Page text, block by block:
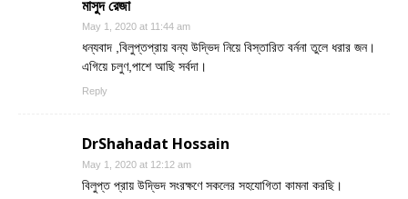
মাসুদ রেজা
May 1, 2020 at 11:44 am
ধন্যবাদ ,বিলুপ্তপ্রায় বন্য উদ্ভিদ নিয়ে বিস্তারিত বর্ননা তুলে ধরার জন।
এগিয়ে চলুণ,পাশে আছি সর্বদা।
Reply
DrShahadat Hossain
May 1, 2020 at 12:12 am
বিলুপ্ত প্রায় উদ্ভিদ সংরক্ষণে সকলের সহযোগিতা কামনা করছি।